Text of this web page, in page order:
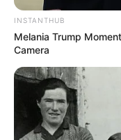
INSTANTHUB
Melania Trump
Camera